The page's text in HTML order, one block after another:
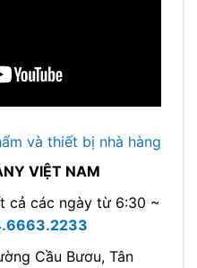
và thiết bị nhà hàng
VIỆT NAM
cả các ngày từ 6:30 ~
Cầu Bươu, Tân